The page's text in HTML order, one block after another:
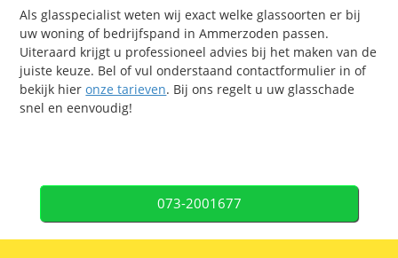
Als glasspecialist weten wij exact welke glassoorten er bij
uw woning of bedrijfspand in Ammerzoden passen.
Uiteraard krijgt u professioneel advies bij het maken van de
juiste keuze. Bel of vul onderstaand contactformulier in of
bekijk hieronze tarieven. Bij ons regelt u uw glasschade
snel en eenvoudig!
073-2001677